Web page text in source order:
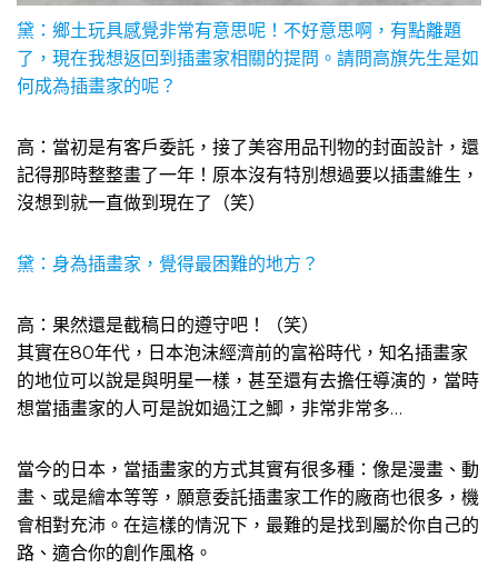
黛：鄉土玩具感覺非常有意思呢！不好意思啊，有點離題
了，現在我想返回到插畫家相關的提問。請問高旗先生是如
何成為插畫家的呢？
高：當初是有客戶委託，接了美容用品刊物的封面設計，還
記得那時整整畫了一年！原本沒有特別想過要以插畫維生，
沒想到就一直做到現在了（笑）
黛：身為插畫家，覺得最困難的地方？
高：果然還是截稿日的遵守吧！（笑）
其實在80年代，日本泡沫經濟前的富裕時代，知名插畫家
的地位可以說是與明星一樣，甚至還有去擔任導演的，當時
想當插畫家的人可是說如過江之鯽，非常非常多…
當今的日本，當插畫家的方式其實有很多種：像是漫畫、動
畫、或是繪本等等，願意委託插畫家工作的廠商也很多，機
會相對充沛。在這樣的情況下，最難的是找到屬於你自己的
路、適合你的創作風格。